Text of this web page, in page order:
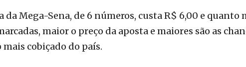
Mega-Sena, de 6 números, custa R$ 6,00 e quanto
maior o preço da aposta e maiores são as
cobiçado do país.